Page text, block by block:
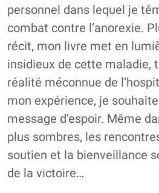
personnel dans lequel je
combat contre l’anorexie.
récit, mon livre met en
insidieux de cette maladie,
réalité méconnue de
mon expérience, je
message d’espoir. Même
plus sombres, les
soutien et la bienveillance
de la victoire…